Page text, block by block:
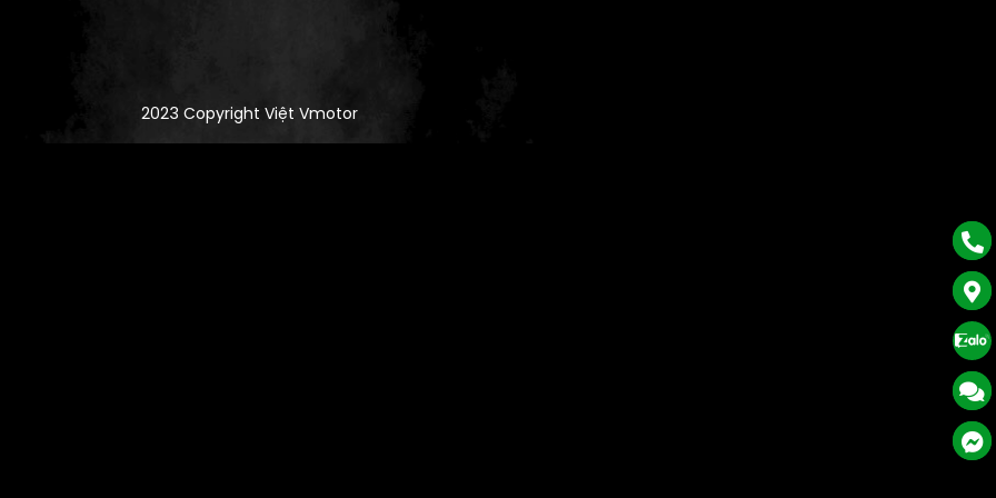
2023 Copyright Việt Vmotor